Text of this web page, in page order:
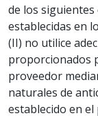
de los siguientes
establecidas en
(II) no utilice
proporcionados
proveedor
naturales de
establecido en